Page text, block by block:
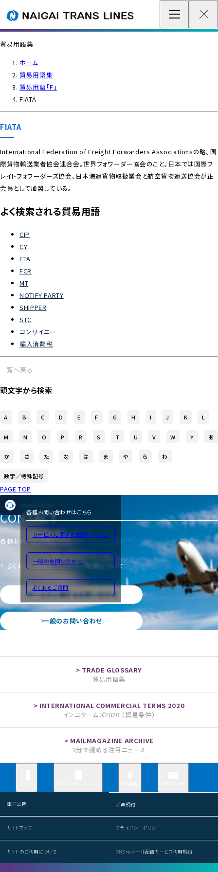
IR情報
サステナビリティ
採用情報
企業情報 / グローバルネットワーク
各種情報
貿易用語集
ホーム
貿易用語集
貿易用語「F」
FIATA
FIATA
International Federation of Freight Forwarders Associationsの略。国
際貨物輸送業者協会連合会。世界フォワーダー協会のこと。日本では国際フ
レイトフォワーダーズ協会、日本海運貨物取扱業会と航空貨物運送協会が正
会員として加盟している。
よく検索される貿易用語
CIP
CY
ETA
FCR
MT
NOTIFY PARTY
SHIPPER
STC
コンサイニー
輸入消費税
一覧へ戻る
頭文字から検索
A B C D E F G H I J K L
M N O P R S T U V W Y あ
か さ た な は ま や ら わ
数字／特殊記号
PAGE TOP
各種お問い合わせはこちら
サービスに関するお問い合わせ
一般のお問い合わせ
よくあるご質問
CONTACT
各種お問い合わせ
よくあるご質問 サイトのご利用について
サービスに関するお問い合わせ
一般のお問い合わせ
貿易用語集
インコタームズ2020 （貿易条件）
3分で読める注目ニュース
電子公告 会員規約
サイトマップ プライバシーポリシー
サイトのご利用について SNS・e-メール配信サービス利用規約